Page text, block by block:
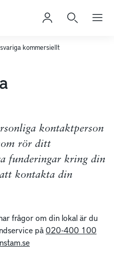
kommersiellt
kontaktperson
rör ditt
funderingar kring din
kontakta din
frågor om din lokal är du
på020-400 100